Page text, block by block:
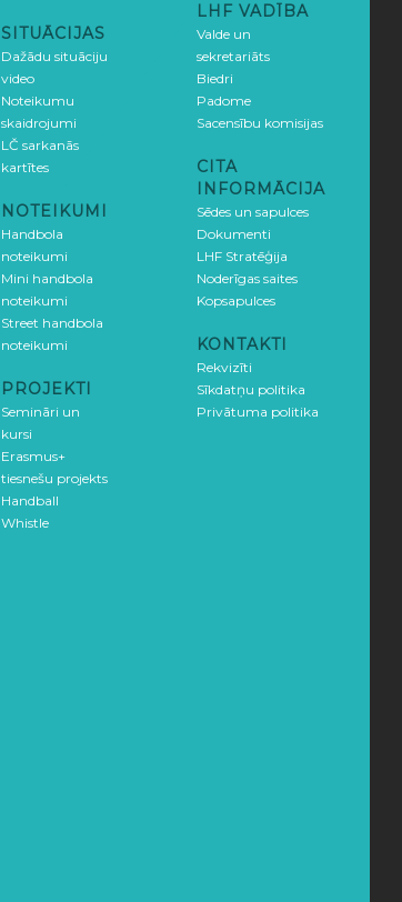
SITUĀCIJAS
Dažādu situāciju
video
Noteikumu
skaidrojumi
LČ sarkanās
kartītes
NOTEIKUMI
Handbola
noteikumi
Mini handbola
noteikumi
Street handbola
noteikumi
PROJEKTI
Semināri un
kursi
Erasmus+
tiesnešu projekts
Handball
Whistle
LHF VADĪBA
Valde un
sekretariāts
Biedri
Padome
Sacensību komisijas
CITA
INFORMĀCIJA
Sēdes un sapulces
Dokumenti
LHF Stratēģija
Noderīgas saites
Kopsapulces
KONTAKTI
Rekvizīti
Sīkdatņu politika
Privātuma politika